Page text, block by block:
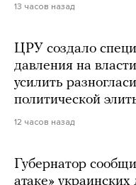
13 часов назад
ЦРУ создало
давления на
усилить
политической
12 часов назад
Губернатор
атаке»